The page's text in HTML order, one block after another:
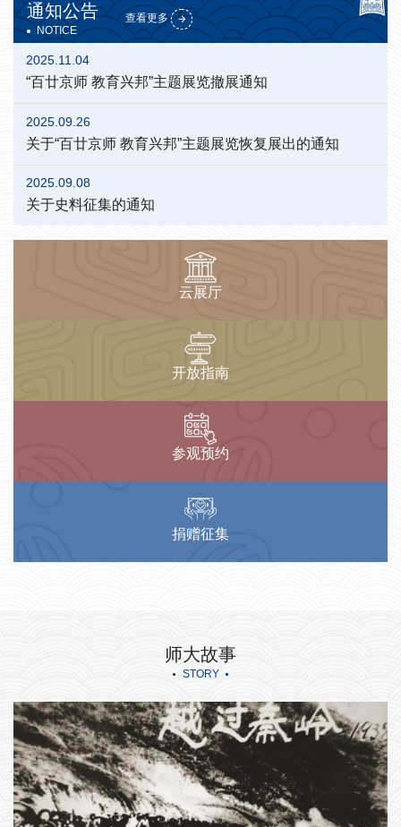
通知公告
NOTICE
查看更多
2025.11.04
“百廿京师 教育兴邦”主题展览撤展通知
2025.09.26
关于“百廿京师 教育兴邦”主题展览恢复展出的通知
2025.09.08
关于史料征集的通知
云展厅
开放指南
参观预约
捐赠征集
师大故事
STORY